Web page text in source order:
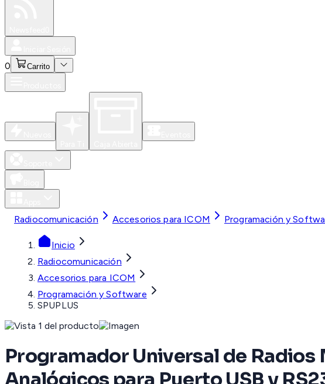
0 Carrito
Radiocomunicación Accesorios para ICOM Programación y
Inicio
Radiocomunicación
Accesorios para ICOM
Programación y Software
SPUPLUS
Programador Universal de
Analógicos para Puerto USB y